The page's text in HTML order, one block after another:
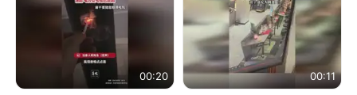
00:20 00:11